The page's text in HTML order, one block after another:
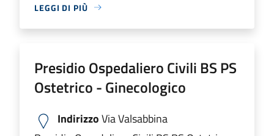
LEGGI DI PIÙ
Presidio Ospedaliero Civili BS PS
Ostetrico - Ginecologico
IndirizzoVia Valsabbina